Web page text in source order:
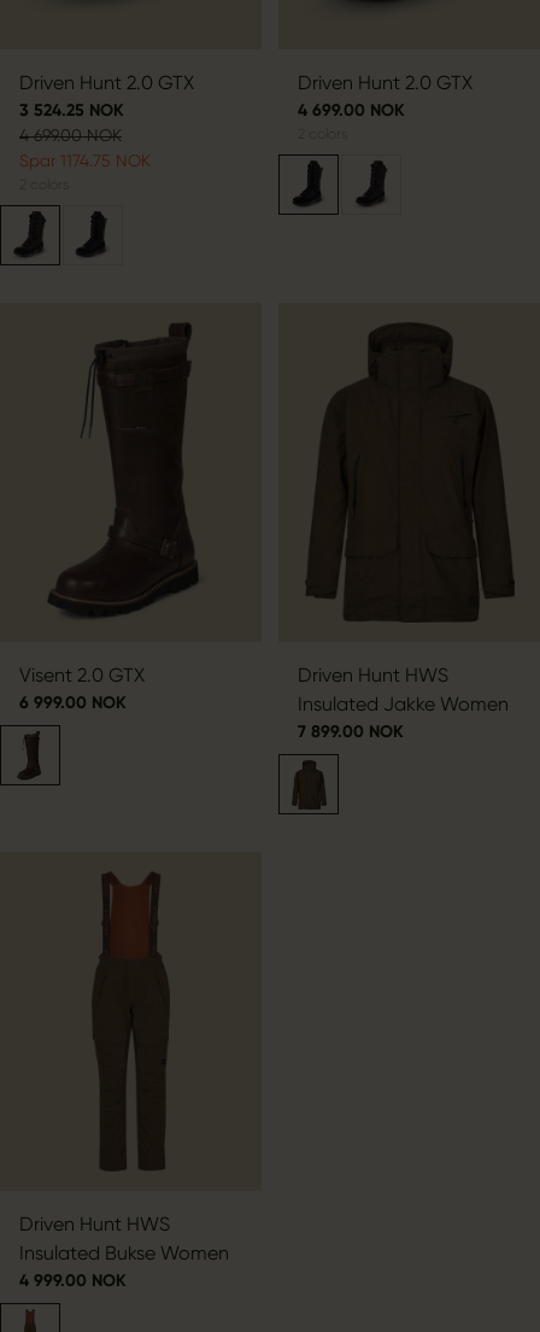
Driven Hunt 2.0 GTX
3 524.25 NOK
4 699.00 NOK
Spar 1174.75 NOK
Driven Hunt 2.0 GTX
4 699.00 NOK
Visent 2.0 GTX
6 999.00 NOK
Driven Hunt HWS
Insulated Jakke Women
7 899.00 NOK
Driven Hunt HWS
Insulated Bukse Women
4 999.00 NOK